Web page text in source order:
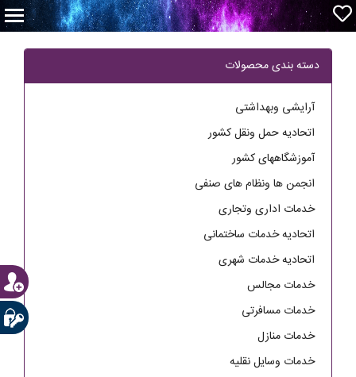
دسته بندی محصولات
آرایشی وبهداشتی
اتحادیه حمل ونقل کشور
آموزشگاههای کشور
انجمن ها ونظام های صنفی
خدمات اداری وتجاری
اتحادیه خدمات ساختمانی
اتحادیه خدمات شهری
خدمات مجالس
خدمات مسافرتی
خدمات منازل
خدمات وسایل نقلیه